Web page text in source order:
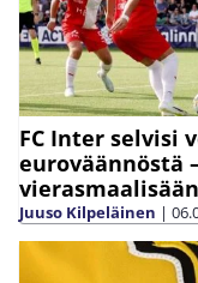
FC Inter selvisi
euroväännöstä
Juuso Kilpeläinen |